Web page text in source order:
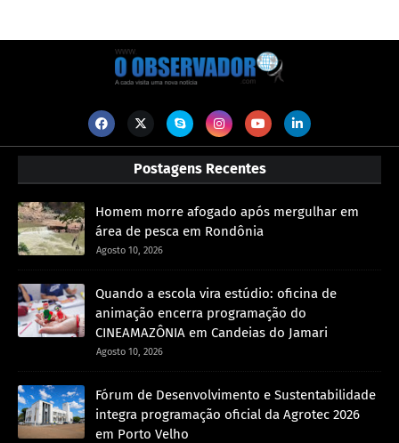
Postagens Recentes
Homem morre afogado após mergulhar em
área de pesca em Rondônia
Agosto 10, 2026
Quando a escola vira estúdio: oficina de
animação encerra programação do
CINEAMAZÔNIA em Candeias do Jamari
Agosto 10, 2026
Fórum de Desenvolvimento e Sustentabilidade
integra programação oficial da Agrotec 2026
em Porto Velho